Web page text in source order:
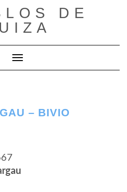
DE
Cambiar modo de navegación
– BIVIO